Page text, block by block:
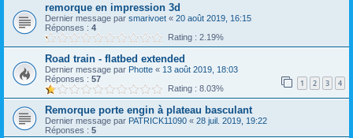
remorque en impression 3d
Dernier message par smarivoet « 20 août 2019, 16:15
Réponses : 4
Rating : 2.19%
Road train - flatbed extended
Dernier message par Photte « 13 août 2019, 18:03
Réponses : 57 1 2 3 4
Rating : 8.03%
Remorque porte engin à plateau basculant
Dernier message par PATRICK11090 « 28 juil. 2019, 19:22
Réponses : 5